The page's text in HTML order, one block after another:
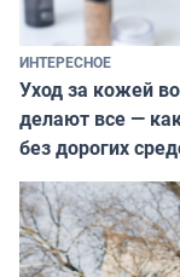
ИНТЕРЕСНОЕ
Уход за кожей
делают все —
без дорогих